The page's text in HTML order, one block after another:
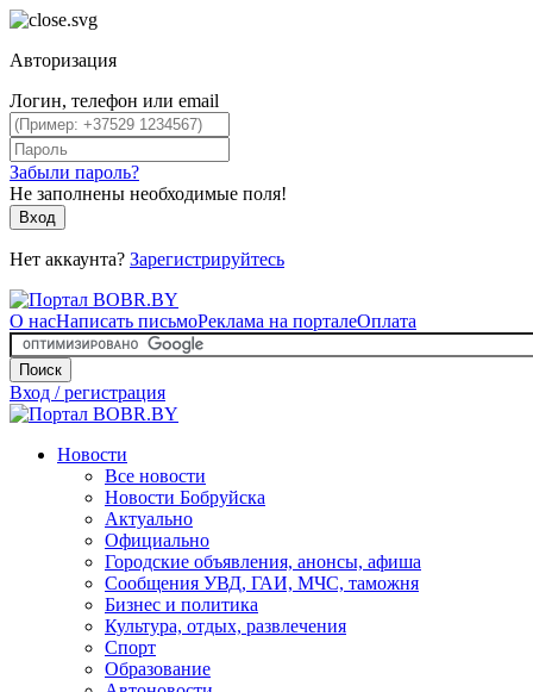
Авторизация
Логин, телефон или email
Забыли пароль?
Не заполнены необходимые поля!
Вход
Нет аккаунта? Зарегистрируйтесь
О насНаписать письмоРеклама на порталеОплата
Поиск
Вход / регистрация
Новости
Все новости
Новости Бобруйска
Актуально
Официально
Городские объявления, анонсы, афиша
Сообщения УВД, ГАИ, МЧС, таможня
Бизнес и политика
Культура, отдых, развлечения
Спорт
Образование